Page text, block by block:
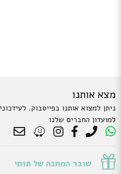
מצא אותנו
ניתן למצוא אותנו בפייסבוק.
למועדון החברים שלנו
שובר המתנה של תותי